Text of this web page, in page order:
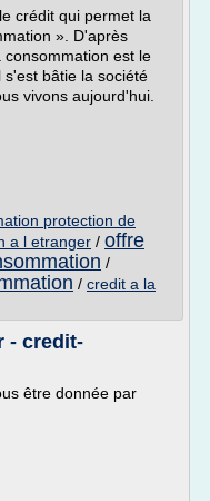
crédit qui permet la
». D'après
est le
bâtie la société
vivons aujourd'hui.
protection de
a l etranger / offre
/
/ credit a la
- credit-
être donnée par